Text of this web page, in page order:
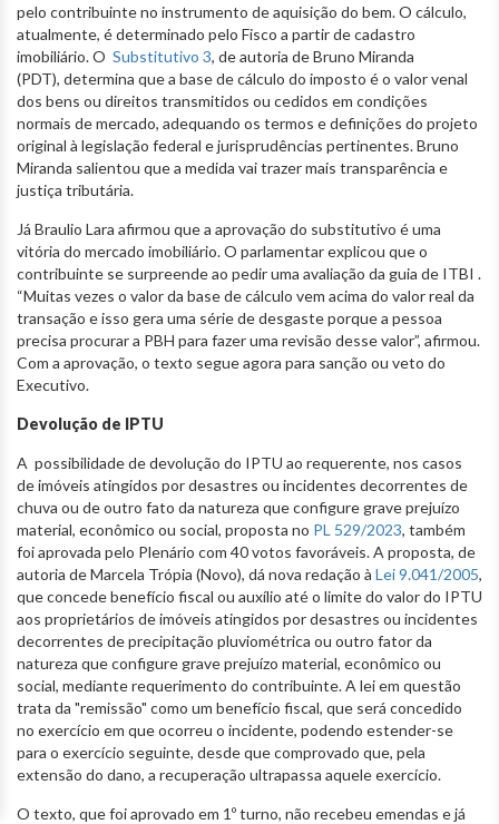
pelo contribuinte no instrumento de aquisição do bem. O cálculo,
atualmente, é determinado pelo Fisco a partir de cadastro
imobiliário. O Substitutivo 3, de autoria de Bruno Miranda
(PDT), determina que a base de cálculo do imposto é o valor venal
dos bens ou direitos transmitidos ou cedidos em condições
normais de mercado, adequando os termos e definições do projeto
original à legislação federal e jurisprudências pertinentes. Bruno
Miranda salientou que a medida vai trazer mais transparência e
justiça tributária.
Já Braulio Lara afirmou que a aprovação do substitutivo é uma
vitória do mercado imobiliário. O parlamentar explicou que o
contribuinte se surpreende ao pedir uma avaliação da guia de ITBI .
“Muitas vezes o valor da base de cálculo vem acima do valor real da
transação e isso gera uma série de desgaste porque a pessoa
precisa procurar a PBH para fazer uma revisão desse valor”, afirmou.
Com a aprovação, o texto segue agora para sanção ou veto do
Executivo.
Devolução de IPTU
A possibilidade de devolução do IPTU ao requerente, nos casos
de imóveis atingidos por desastres ou incidentes decorrentes de
chuva ou de outro fato da natureza que configure grave prejuízo
material, econômico ou social, proposta no PL 529/2023, também
foi aprovada pelo Plenário com 40 votos favoráveis. A proposta, de
autoria de Marcela Trópia (Novo), dá nova redação à Lei 9.041/2005,
que concede benefício fiscal ou auxílio até o limite do valor do IPTU
aos proprietários de imóveis atingidos por desastres ou incidentes
decorrentes de precipitação pluviométrica ou outro fator da
natureza que configure grave prejuízo material, econômico ou
social, mediante requerimento do contribuinte. A lei em questão
trata da "remissão" como um benefício fiscal, que será concedido
no exercício em que ocorreu o incidente, podendo estender-se
para o exercício seguinte, desde que comprovado que, pela
extensão do dano, a recuperação ultrapassa aquele exercício.
O texto, que foi aprovado em 1º turno, não recebeu emendas e já